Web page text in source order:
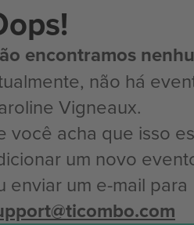
encontramos
não há
Vigneaux.
você acha que isso
um novo
enviar um e-mail para